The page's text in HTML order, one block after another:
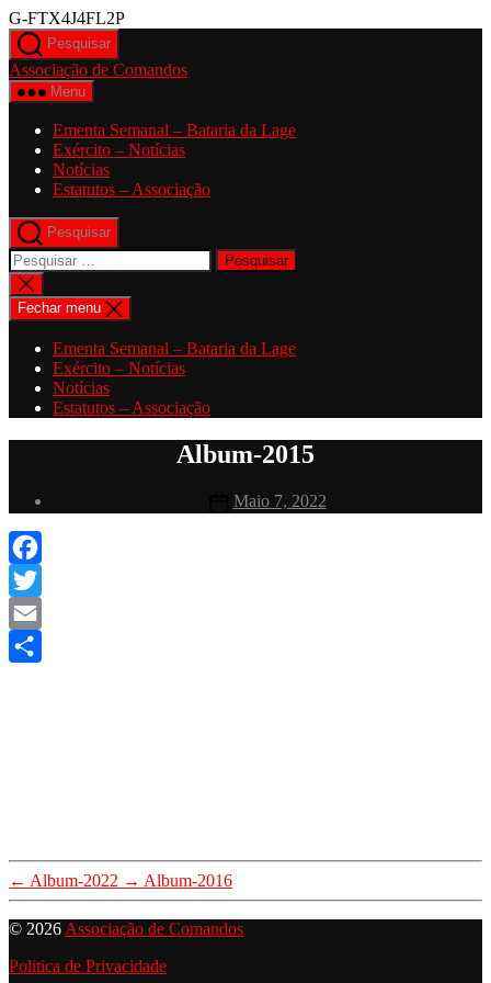
G-FTX4J4FL2PSaltar
conteúdo
Pesquisar
Associação de Comandos
Menu
Ementa Semanal – Bataria da Lage
Exército – Notícias
Notícias
Estatutos – Associação
Pesquisar
Pesquisar
por:
Fechar
pesquisa
Fechar menu
Ementa Semanal – Bataria da Lage
Exército – Notícias
Notícias
Estatutos – Associação
Album-2015
Data
do
Maio 7, 2022
Facebook
Twitter
Email
← Album-2022 → Album-2016
© 2026 Associação de Comandos
Politica de Privacidade